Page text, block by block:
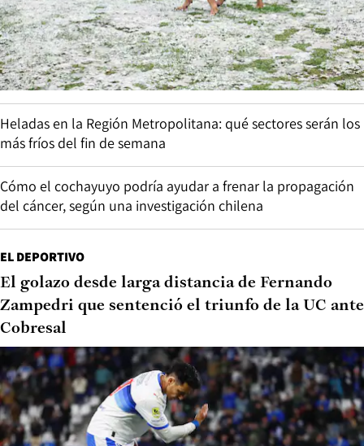
Heladas en la Región Metropolitana: qué sectores serán los
más fríos del fin de semana
Cómo el cochayuyo podría ayudar a frenar la propagación
del cáncer, según una investigación chilena
EL DEPORTIVO
El golazo desde larga distancia de Fernando
Zampedri que sentenció el triunfo de la UC ante
Cobresal